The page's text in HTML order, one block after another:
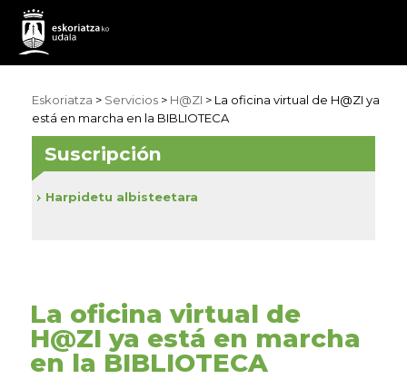
Eskoriatza > Servicios > H@ZI > La oficina virtual de H@ZI ya
está en marcha en la BIBLIOTECA
La oficina virtual de
H@ZI ya está en marcha
en la BIBLIOTECA
Suscripción
Harpidetu albisteetara